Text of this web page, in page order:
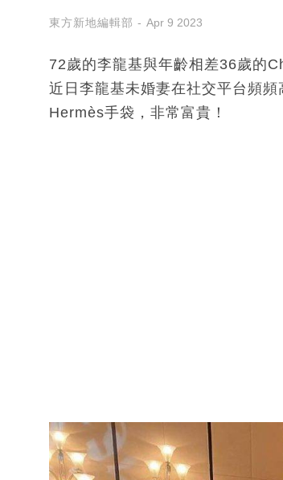
東方新地編輯部 Apr 9 2023
72歲的李龍基與年齡相差36歲的
近日李龍基未婚妻在社交平台頻
Hermès手袋，非常富貴！